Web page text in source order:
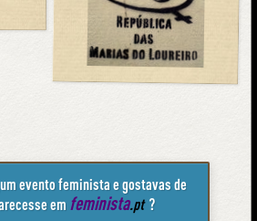
evento feminista e gostavas de
em feminista.pt ?